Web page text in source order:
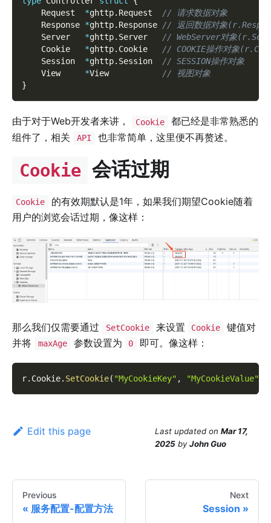
    Request
*ghttp. Request // 请求数据对象
    Response
*ghttp. Response // 返回数据对象
    Server
*ghttp. Server // WebServer对象
    Cookie
*ghttp. Cookie // COOKIE操作对象
    Session
*ghttp. Session // SESSION操作对象
    View
*View // 视图对象
}
由于对于Web开发者来讲， Cookie
都已经是非常熟悉的
组件了，相关
API 也非常简单，这里便不再赘述。
Cookie 会话过期
Cookie
的有效期默认是1年，如果我们期望Cookie随着
用户的浏览会话过期，像这样：
那么我们仅需要通过 SetCookie 来设置 Cookie
键值对
并将
maxAge 参数设置为 0 即可。像这样：
r. Cookie. SetCookie( "MyCookieKey" , "MyCookieValue"
Edit this page Last updated on Mar 17,
2025 byJohn Guo
Previous
服务配置-配置方法
Next
Session